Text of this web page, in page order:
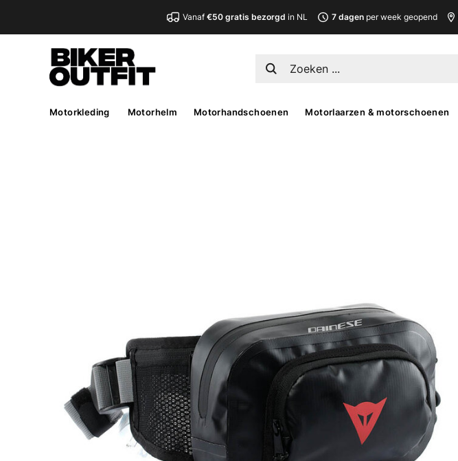
Vanaf€50 gratis bezorgd in NL 7 dagenper week geopend
Motorkleding Motorhelm Motorhandschoenen Motorlaarzen & motorschoenen